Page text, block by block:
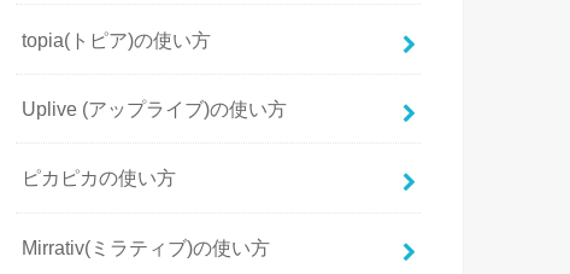
topia(トピア)の使い方
Uplive (アップライブ)の使い方
ピカピカの使い方
Mirrativ(ミラティブ)の使い方